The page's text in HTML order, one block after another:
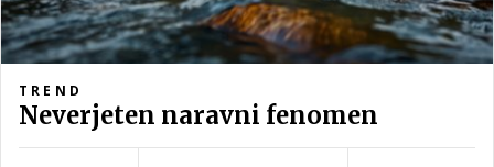
TREND
Neverjeten naravni fenomen